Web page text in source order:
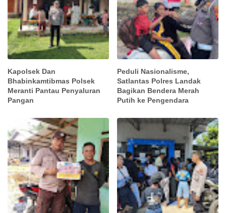
Kapolsek Dan
Bhabinkamtibmas Polsek
Meranti Pantau Penyaluran
Pangan
Peduli Nasionalisme,
Satlantas Polres Landak
Bagikan Bendera Merah
Putih ke Pengendara